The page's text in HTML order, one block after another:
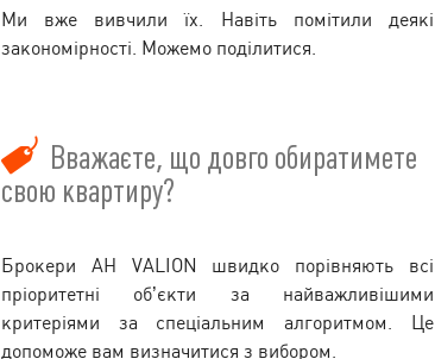
Ми вже вивчили їх. Навіть помітили деякі
закономірності. Можемо поділитися.
Вважаєте, що довго обиратимете
свою квартиру?
Брокери АН VALION швидко порівняють всі
пріоритетні об’єкти за найважливішими
критеріями за спеціальним алгоритмом. Це
допоможе вам визначитися з вибором.